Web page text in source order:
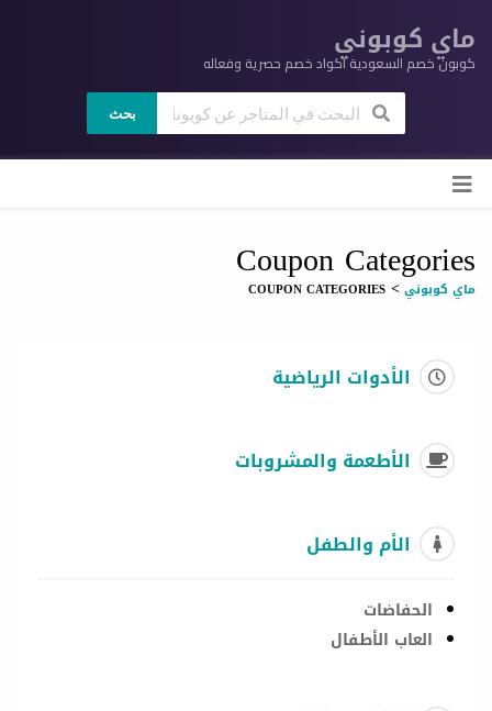
ماي كوبوني
كوبون خصم السعودية اكواد خصم حصرية وفعاله
بحث
Coupon Categories
ماي كوبوني>
COUPON CATEGORIES
الأدوات الرياضية
الأطعمة والمشروبات
الأم والطفل
الحفاضات
العاب الأطفال